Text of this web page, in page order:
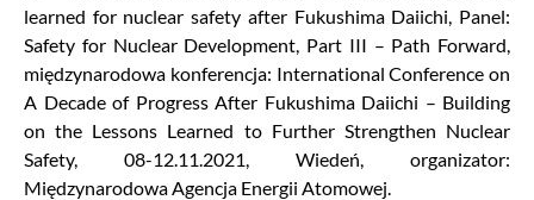
learned for nuclear safety after Fukushima Daiichi, Panel:
Safety for Nuclear Development, Part III – Path Forward,
międzynarodowa konferencja: International Conference on
A Decade of Progress After Fukushima Daiichi – Building
on the Lessons Learned to Further Strengthen Nuclear
Safety, 08-12.11.2021, Wiedeń, organizator:
Międzynarodowa Agencja Energii Atomowej.